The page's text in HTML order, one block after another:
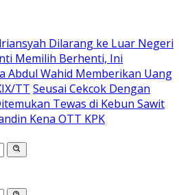
Dilarang ke Luar Negeri
Memilih Berhenti, Ini
Abdul Wahid Memberikan Uang
TT Seusai Cekcok Dengan
Tewas di Kebun Sawit
Kena OTT KPK